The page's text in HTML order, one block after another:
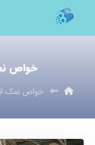
خواص
خواص نمک